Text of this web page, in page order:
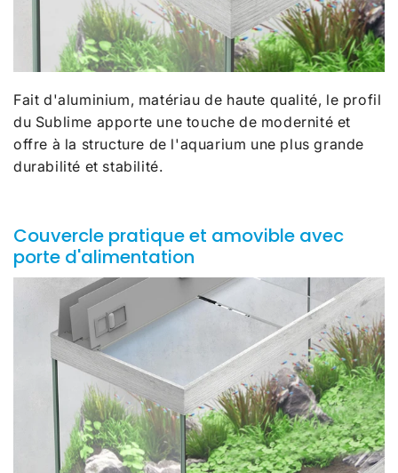
Fait d'aluminium, matériau de haute qualité, le profil
du Sublime apporte une touche de modernité et
offre à la structure de l'aquarium une plus grande
durabilité et stabilité.
Couvercle pratique et amovible avec
porte d'alimentation